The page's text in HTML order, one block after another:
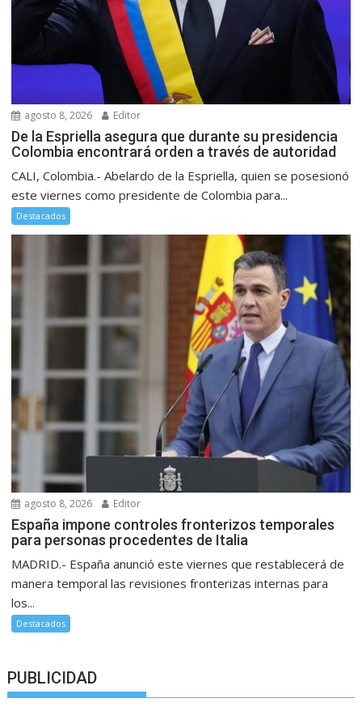
agosto 8, 2026 Editor
De la Espriella asegura que durante su presidencia
Colombia encontrará orden a través de autoridad
CALI, Colombia.- Abelardo de la Espriella, quien se posesionó
este viernes como presidente de Colombia para...
Destacados
agosto 8, 2026 Editor
España impone controles fronterizos temporales
para personas procedentes de Italia
MADRID.- España anunció este viernes que restablecerá de
manera temporal las revisiones fronterizas internas para
los...
Destacados
PUBLICIDAD